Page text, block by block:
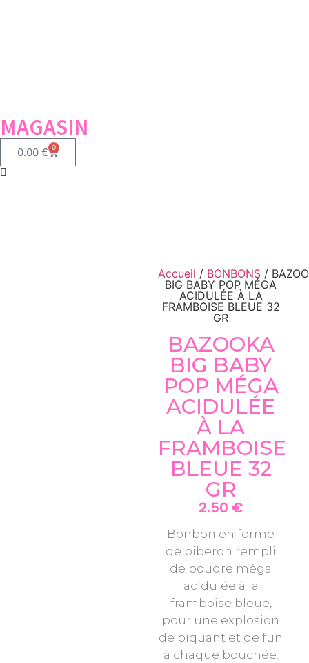
MAGASIN
0.00 € 0
Accueil / BONBONS /
BIG BABY POP MÉGA
ACIDULÉE À LA
FRAMBOISE BLEUE 32
GR
BAZOOKA
BIG BABY
POP MÉGA
ACIDULÉE
À LA
FRAMBOISE
BLEUE 32
GR
2.50 €
Bonbon en forme
de biberon rempli
de poudre méga
acidulée à la
framboise bleue,
pour une explosion
de piquant et de fun
à chaque bouchée.